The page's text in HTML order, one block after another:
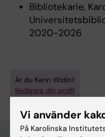
Bibliotekarie,
2020-2026
Är du Karin Widin?
Redigera din profil
Vi använder
På Karolinska